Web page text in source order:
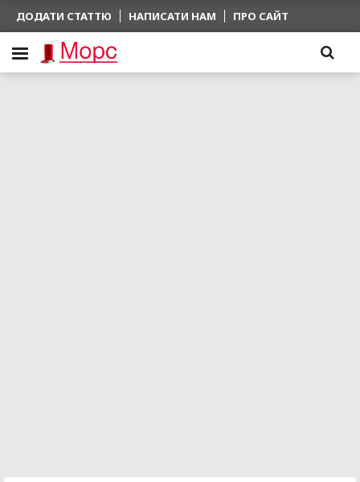
ДОДАТИ СТАТТЮ НАПИСАТИ НАМ ПРО САЙТ